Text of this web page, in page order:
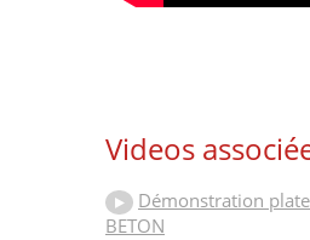
Videos
Démonstration
BETON